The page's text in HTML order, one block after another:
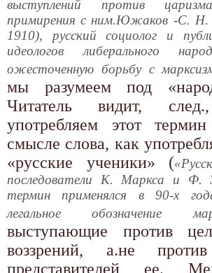
выступлений против
примирения с ним.Южаков -С.
1910), русский социолог и
идеологов либерального
ожесточенную борьбу с
мы разумеем под
Читатель видит,
употребляем этот
смысле слова, как
«русские ученики» (
последователи К. Маркса и Ф.
термин применялся в 90-х
легальное обозначение
выступающие против
воззрений, а.не
представителей ее.